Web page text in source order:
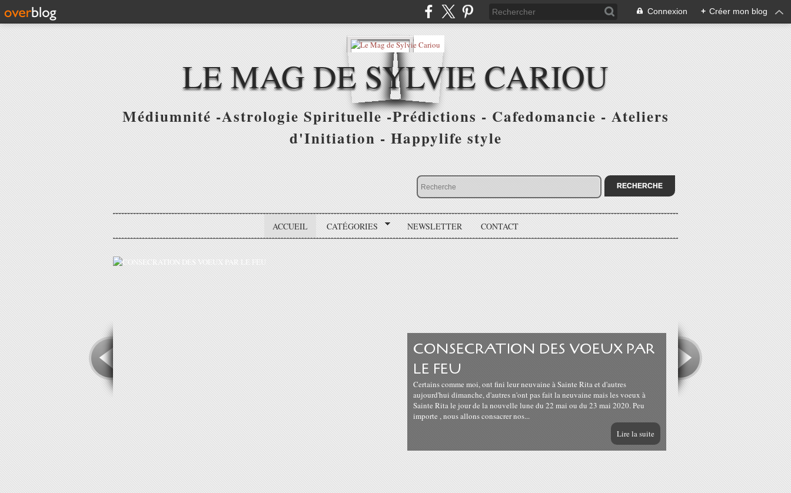
Connexion + Créer mon blog
LE MAG DE SYLVIE CARIOU
Médiumnité -Astrologie Spirituelle -Prédictions - Cafedomancie - Ateliers
d'Initiation - Happylife style
ACCUEIL CATÉGORIES NEWSLETTER CONTACT
CONSECRATION DES VOEUX PAR
LE FEU
Certains comme moi, ont fini leur neuvaine à Sainte Rita et d'autres
aujourd'hui dimanche, d'autres n'ont pas fait la neuvaine mais les voeux à
Sainte Rita le jour de la nouvelle lune du 22 mai ou du 23 mai 2020. Peu
importe , nous allons consacrer nos...
Lire la suite